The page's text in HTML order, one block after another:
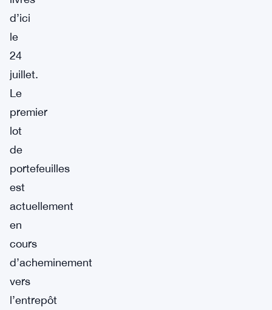
d’ici
le
24
juillet.
Le
premier
lot
de
portefeuilles
est
actuellement
en
cours
d’acheminement
vers
l’entrepôt